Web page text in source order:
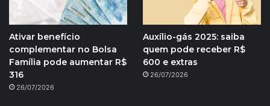
Ativar benefício
complementar no Bolsa
Família pode aumentar R$
316
26/07/2026
Auxílio-gás 2025: saiba
quem pode receber R$
600 e extras
26/07/2026